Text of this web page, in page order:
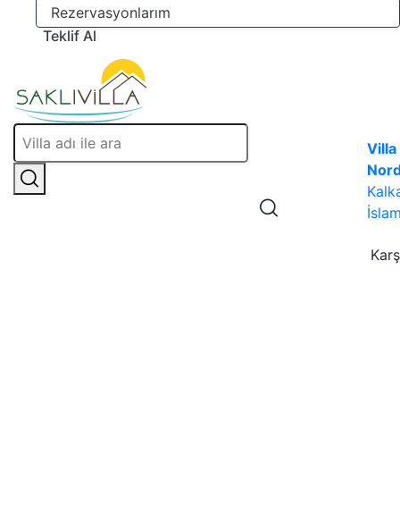
Rezervasyonlarım
Teklif Al
Villa